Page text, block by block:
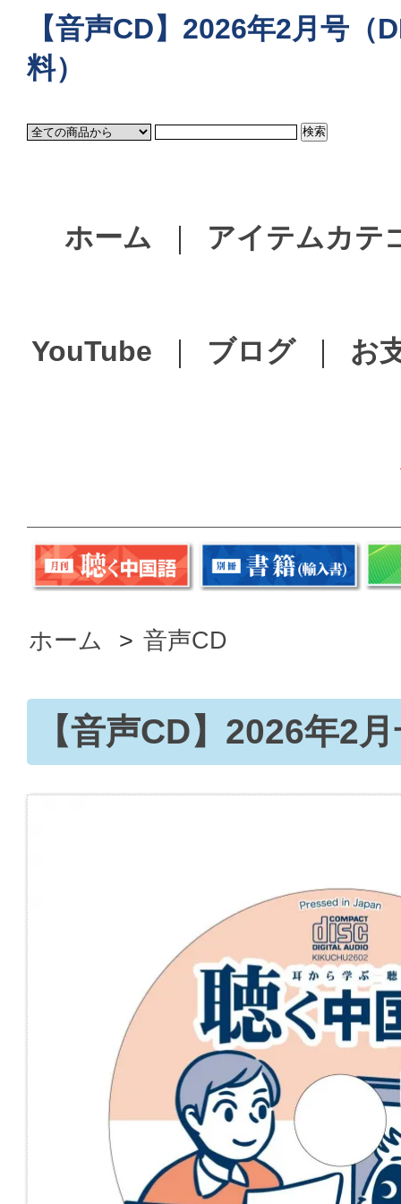
【音声CD】2026年2月号（
料）
ホーム アイテムカテ
YouTube ブログ お
ホーム > 音声CD
【音声CD】2026年2